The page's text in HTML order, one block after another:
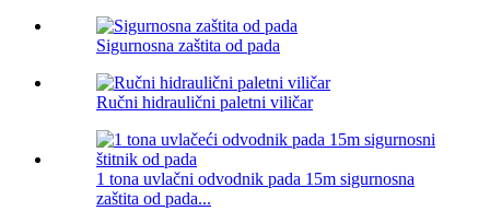
Sigurnosna zaštita od pada
Ručni hidraulični paletni viličar
1 tona uvlačni odvodnik pada 15m sigurnosna
zaštita od pada...